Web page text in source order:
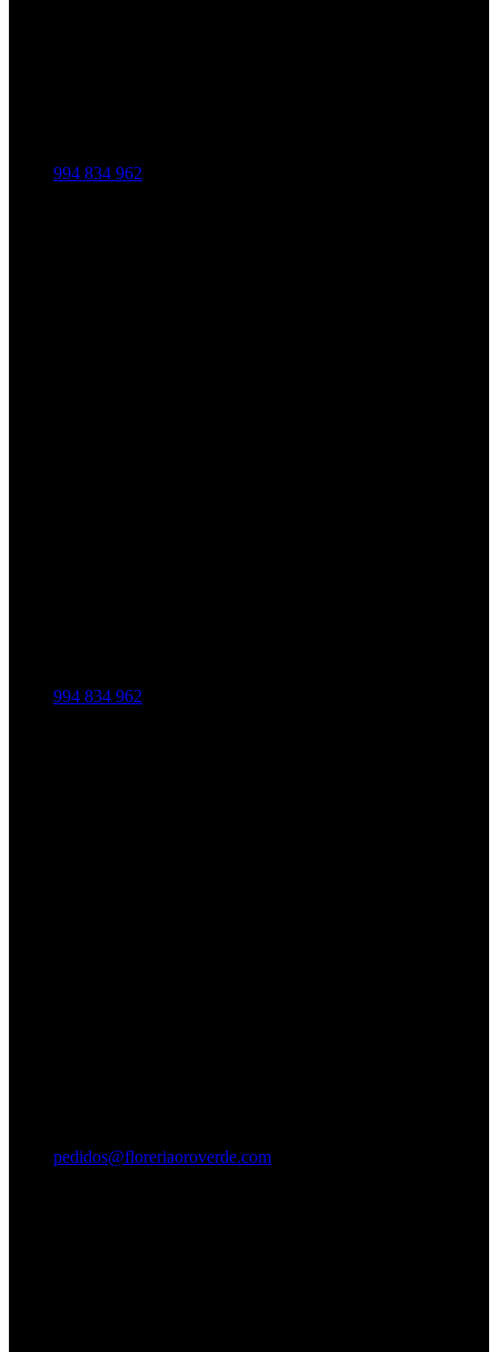
994 834 962
994 834 962
pedidos@floreriaoroverde.com